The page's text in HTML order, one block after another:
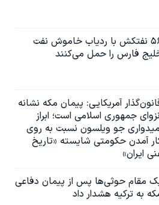
۵۶ نفتکش با ردیاب خاموش نفت
فارس را حمل می‌کنند
آمریکایی: پیمان مکه نشانه
جمهوری اسلامی است؛ ابراز
جو ویلسون نسبت به روی
آمدن حکومتی شایسته «تاریخ
ایران»
مقام حوثی‌ها پس از پیمان دفاعی
به ترکیه هشدار داد